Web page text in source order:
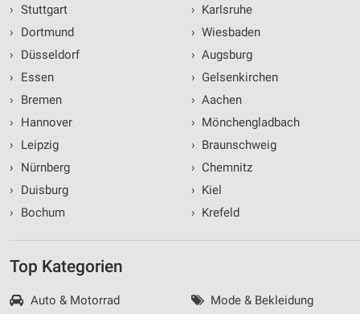
› Stuttgart
›
Dortmund
›
Düsseldorf
›
Essen
›
Bremen
›
Hannover
›
Leipzig
›
Nürnberg
›
Duisburg
›
Bochum
› Karlsruhe
› Wiesbaden
› Augsburg
› Gelsenkirchen
› Aachen
› Mönchengladbach
› Braunschweig
› Chemnitz
› Kiel
› Krefeld
Top Kategorien
Auto & Motorrad
Mode & Bekleidung